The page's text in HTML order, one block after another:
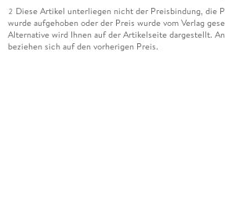
2 Diese Artikel unterliegen nicht der Preisbindung, die
wurde aufgehoben oder der Preis wurde vom Verlag
Alternative wird Ihnen auf der Artikelseite dargestellt.
beziehen sich auf den vorherigen Preis.